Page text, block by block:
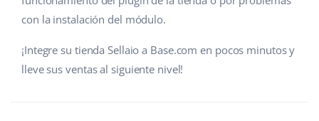
con la instalación del módulo.
¡Integre su tienda Sellaio a Base.com en pocos minutos y
lleve sus ventas al siguiente nivel!